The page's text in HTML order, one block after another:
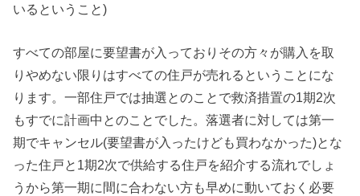
いるということ)
すべての部屋に要望書が入っておりその方々が購入を取
りやめない限りはすべての住戸が売れるということにな
ります。一部住戸では抽選とのことで救済措置の1期2次
もすでに計画中とのことでした。落選者に対しては第一
期でキャンセル(要望書が入ったけども買わなかった)とな
った住戸と1期2次で供給する住戸を紹介する流れでしょ
うから第一期に間に合わない方も早めに動いておく必要